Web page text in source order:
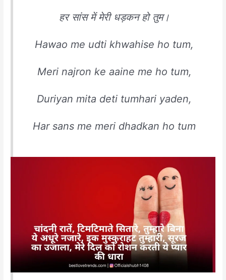
हर सांस में मेरी धड़कन हो तुम।
Hawao me udti khwahise ho tum,
Meri najron ke aaine me ho tum,
Duriyan mita deti tumhari yaden,
Har sans me meri dhadkan ho tum